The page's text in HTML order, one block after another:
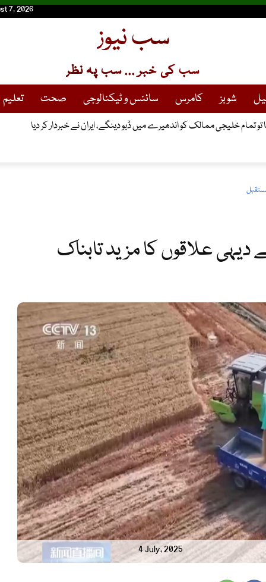
7, 2026
سب نیوز
سب کی خبر ... سب پہ نظر
شوبز کامرس سائنس و ٹیکنالوجی صحت تعلیم
تو تمام خلیجی ممالک کو اندھیرے میں ڈبو دینگے، ایران نے خبردار کر دیا
علاقوں کا مزید تابناک
4 July, 2025